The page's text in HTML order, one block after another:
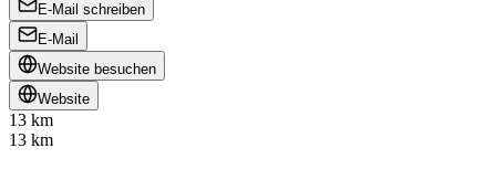
E-Mail schreiben
E-Mail
Website besuchen
Website
13 km
13 km